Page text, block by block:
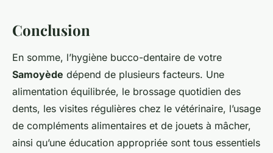
Conclusion
En somme, l’hygiène bucco-dentaire de votre
Samoyède dépend de plusieurs facteurs. Une
alimentation équilibrée, le brossage quotidien des
dents, les visites régulières chez le vétérinaire, l’usage
de compléments alimentaires et de jouets à mâcher,
ainsi qu’une éducation appropriée sont tous essentiels